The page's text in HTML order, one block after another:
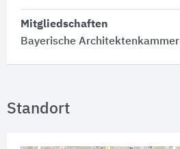
Mitgliedschaften
Bayerische Architektenkammer
Standort